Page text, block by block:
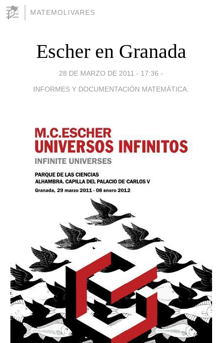
MATEMOLIVARES
Escher en Granada
28 DE MARZO DE 2011 - 17:36 -
INFORMES Y DOCUMENTACIÓN MATEMÁTICA.